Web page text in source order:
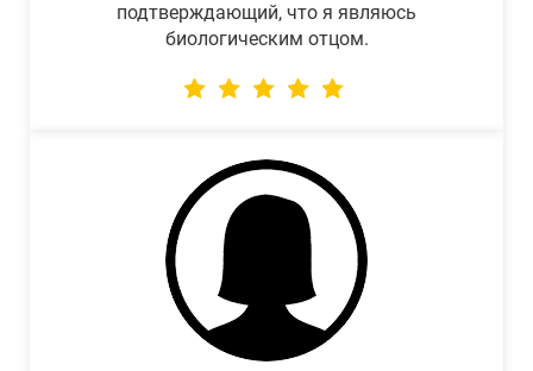
подтверждающий, что я являюсь
биологическим отцом.